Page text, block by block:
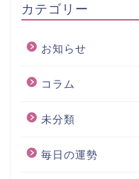
カテゴリー
お知らせ
コラム
未分類
毎日の運勢